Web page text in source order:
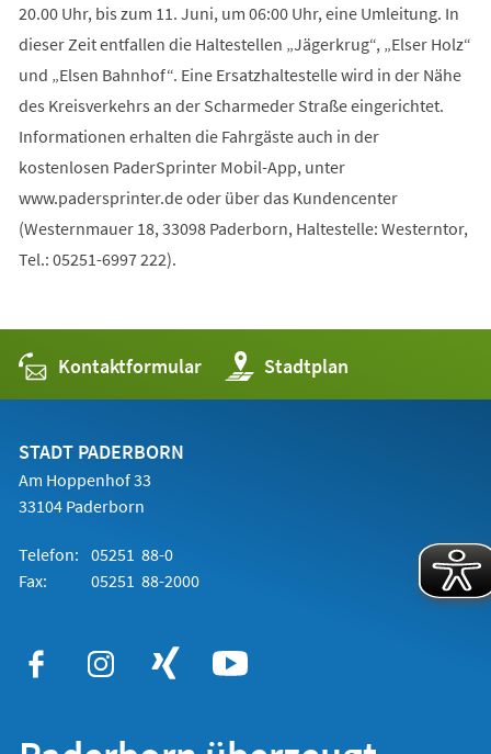
20.00 Uhr, bis zum 11. Juni, um 06:00 Uhr, eine Umleitung. In
dieser Zeit entfallen die Haltestellen „Jägerkrug“, „Elser Holz“
und „Elsen Bahnhof“. Eine Ersatzhaltestelle wird in der Nähe
des Kreisverkehrs an der Scharmeder Straße eingerichtet.
Informationen erhalten die Fahrgäste auch in der
kostenlosen PaderSprinter Mobil-App, unter
www.padersprinter.de oder über das Kundencenter
(Westernmauer 18, 33098 Paderborn, Haltestelle: Westerntor,
Tel.: 05251-6997 222).
Kontaktformular Stadtplan
(Öffnet
in
einem
STADT PADERBORN
Am Hoppenhof 33
33104 Paderborn
Telefon: 05251 88-0
Fax:
05251 88-2000